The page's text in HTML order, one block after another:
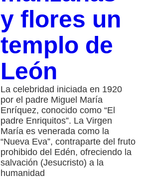
y flores un
templo de
León
La celebridad iniciada en 1920
por el padre Miguel María
Enríquez, conocido como “El
padre Enriquitos”. La Virgen
María es venerada como la
“Nueva Eva”, contraparte del fruto
prohibido del Edén, ofreciendo la
salvación (Jesucristo) a la
humanidad